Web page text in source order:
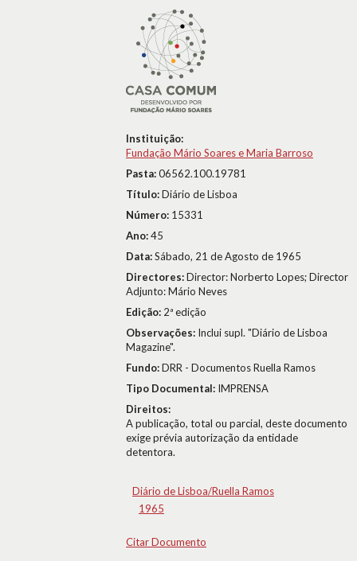
Instituição:
Fundação Mário Soares e Maria Barroso
Pasta:06562.100.19781
Título:Diário de Lisboa
Número: 15331
Ano:45
Data:Sábado, 21 de Agosto de 1965
Directores:Director: Norberto Lopes; Director
Adjunto: Mário Neves
Edição: 2ª edição
Observações: Inclui supl. "Diário de Lisboa
Magazine".
Fundo:DRR - Documentos Ruella Ramos
Tipo Documental: IMPRENSA
Direitos:
A publicação, total ou parcial, deste documento
exige prévia autorização da entidade
detentora.
Diário de Lisboa/Ruella Ramos
1965
Citar Documento